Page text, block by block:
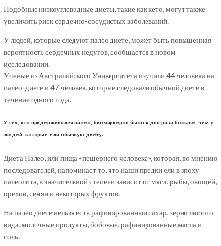
Подобные низкоуглеводные диеты, такие как кето, могут также
увеличить риск сердечно-сосудистых заболеваний.
У людей, которые следуют палео диете, может быть повышенная
вероятность сердечных недугов, сообщается в новом
исследовании.
Ученые из Австралийского Университета изучили 44 человека на
палео-диете и 47 человек, которые следовали обычной диете в
течение одного года.
У тех, кто придерживался палео, биомаркеров было в два раза больше, чем у
людей, которые ели обычную диету.
Диета Палео, или пища «пещерного человека», которая, по мнению
последователей, напоминает то, что наши предки ели в эпоху
палеолита, в значительной степени зависит от мяса, рыбы, овощей,
орехов, семян и некоторых фруктов.
На палео диете нельзя есть рафинированный сахар, зерно любого
вида, молочные продукты, бобовые, рафинированные масла и
соль.